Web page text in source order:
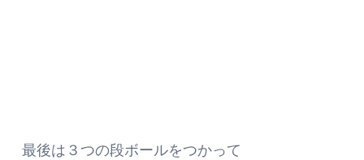
最後は３つの段ボールをつかって